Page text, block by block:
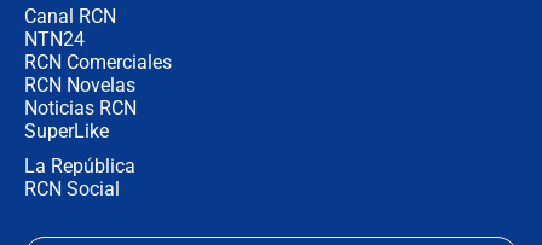
Canal RCN
NTN24
RCN Comerciales
RCN Novelas
Noticias RCN
SuperLike
La República
RCN Social